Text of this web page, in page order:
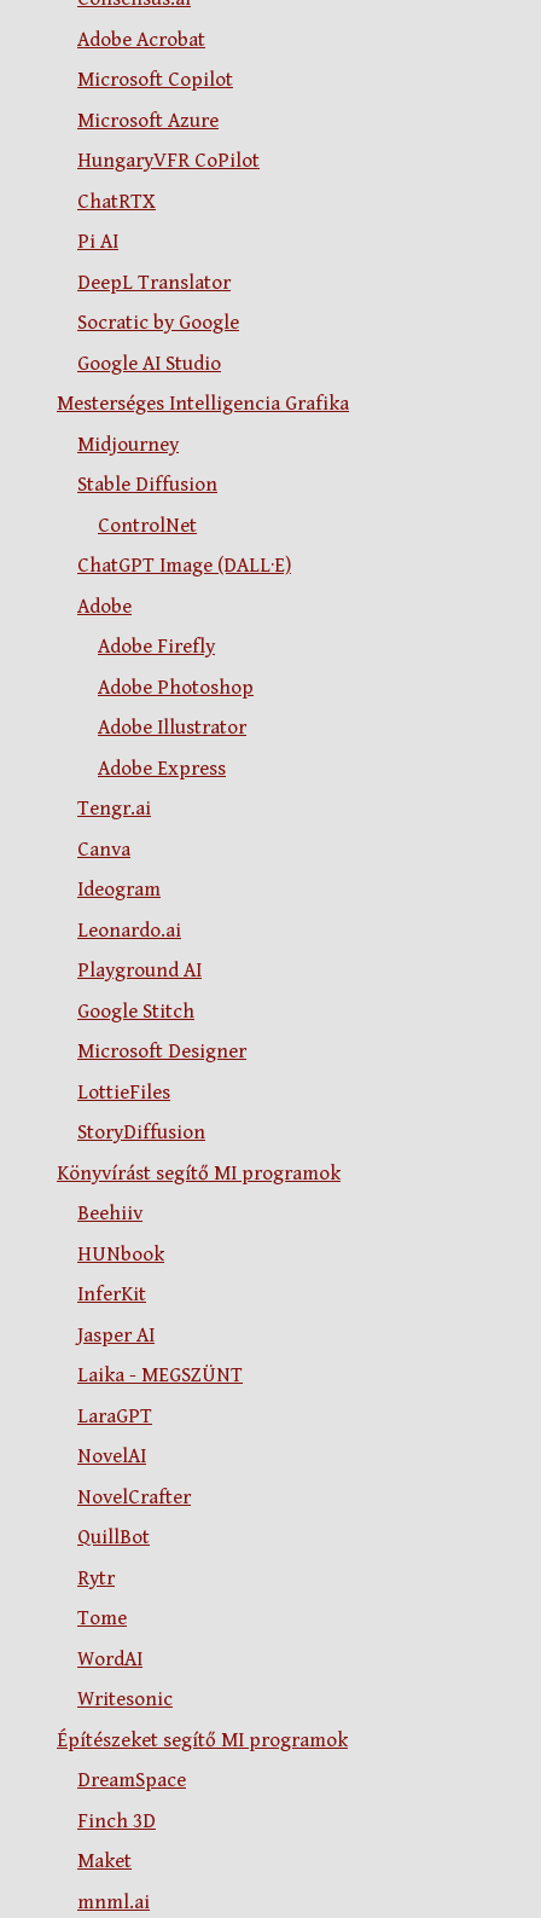
Adobe Acrobat
Microsoft Copilot
Microsoft Azure
HungaryVFR CoPilot
ChatRTX
Pi AI
DeepL Translator
Socratic by Google
Google AI Studio
Mesterséges Intelligencia Grafika
Midjourney
Stable Diffusion
ControlNet
ChatGPT Image (DALL·E)
Adobe
Adobe Firefly
Adobe Photoshop
Adobe Illustrator
Adobe Express
Tengr.ai
Canva
Ideogram
Leonardo.ai
Playground AI
Google Stitch
Microsoft Designer
LottieFiles
StoryDiffusion
Könyvírást segítő MI programok
Beehiiv
HUNbook
InferKit
Jasper AI
Laika - MEGSZÜNT
LaraGPT
NovelAI
NovelCrafter
QuillBot
Rytr
Tome
WordAI
Writesonic
Építészeket segítő MI programok
DreamSpace
Finch 3D
Maket
mnml.ai